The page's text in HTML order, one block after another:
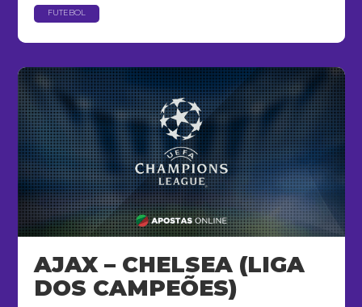
FUTEBOL
AJAX – CHELSEA (LIGA
DOS CAMPEÕES)